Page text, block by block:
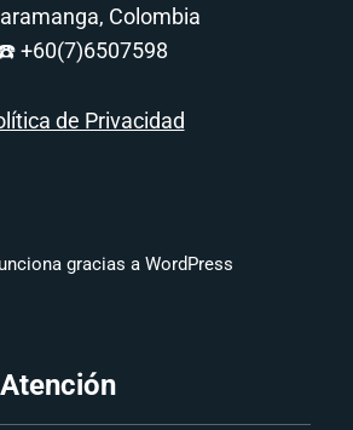
Colombia
+60(7)6507598
de Privacidad
gracias a WordPress